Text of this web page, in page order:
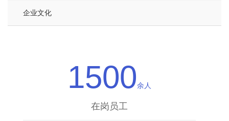
企业文化
1500余人
在岗员工